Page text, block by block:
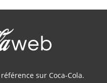
sur Coca-Cola.